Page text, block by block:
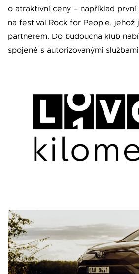
o atraktivní ceny – například
na festival Rock for People, jehož
partnerem. Do budoucna klub
spojené s autorizovanými